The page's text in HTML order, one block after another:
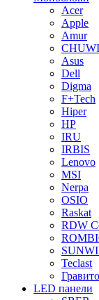
Acer
Apple
Amur
CHUWI
Asus
Dell
Digma
F+Tech
Hiper
HP
IRU
IRBIS
Lenovo
MSI
Nerpa
OSIO
Raskat
RDW
Teclast
LED панели